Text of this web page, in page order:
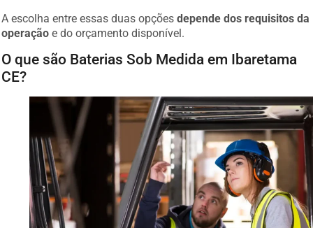
A escolha entre essas duas opções
depende dos requisitos da
operação
e do orçamento disponível.
O que são Baterias Sob Medida em Ibaretama
CE?